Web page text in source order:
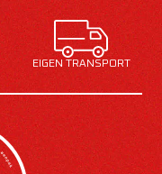
EIGEN TRANSPORT